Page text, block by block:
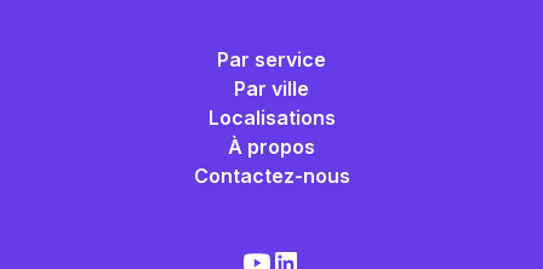
Par service
Par ville
Localisations
À propos
Contactez-nous